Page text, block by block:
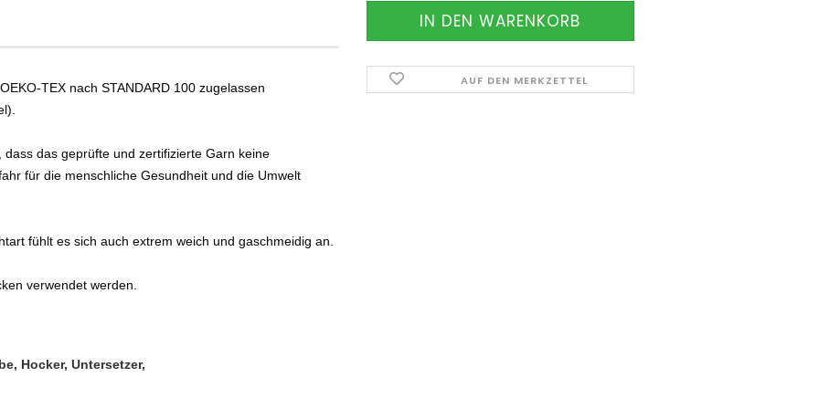
AUF DEN MERKZETTEL
TEX nach STANDARD 100 zugelassen
dass das geprüfte und zertifizierte Garn keine
für die menschliche Gesundheit und die Umwelt
fühlt es sich auch extrem weich und gaschmeidig an.
verwendet werden.
Hocker, Untersetzer,